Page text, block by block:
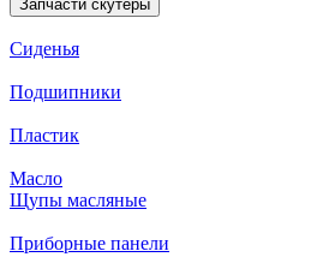
Запчасти скутеры
Сиденья
Подшипники
Пластик
Масло
Щупы масляные
Приборные панели